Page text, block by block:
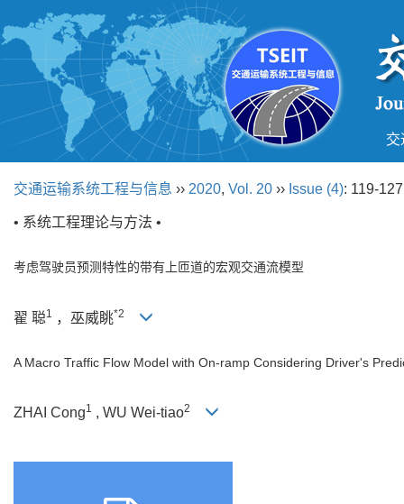
交
交通运输系统工程与信息 ›› 2020, Vol. 20 ›› Issue (4): 119-
• 系统工程理论与方法 •
考虑驾驶员预测特性的带有上匝道的宏观交通流模型
翟 聪1 ，巫威眺*2
A Macro Traffic Flow Model with On-ramp Considering Driver's
ZHAI Cong1 , WU Wei-tiao2